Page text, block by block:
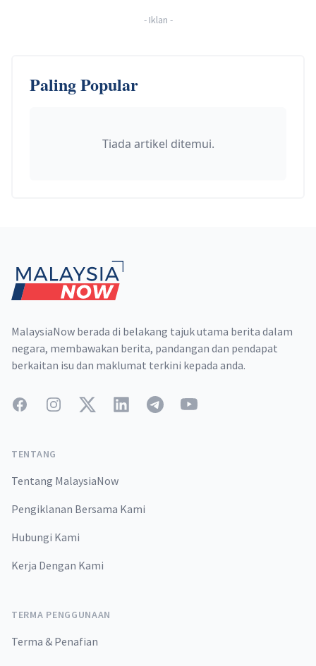
- Iklan -
Paling Popular
Tiada artikel ditemui.
MalaysiaNow berada di belakang tajuk utama berita dalam
negara, membawakan berita, pandangan dan pendapat
berkaitan isu dan maklumat terkini kepada anda.
FacebookInstagramTwitterLinkedInTelegramYouTube
TENTANG
Tentang MalaysiaNow
Pengiklanan Bersama Kami
Hubungi Kami
Kerja Dengan Kami
TERMA PENGGUNAAN
Terma & Penafian